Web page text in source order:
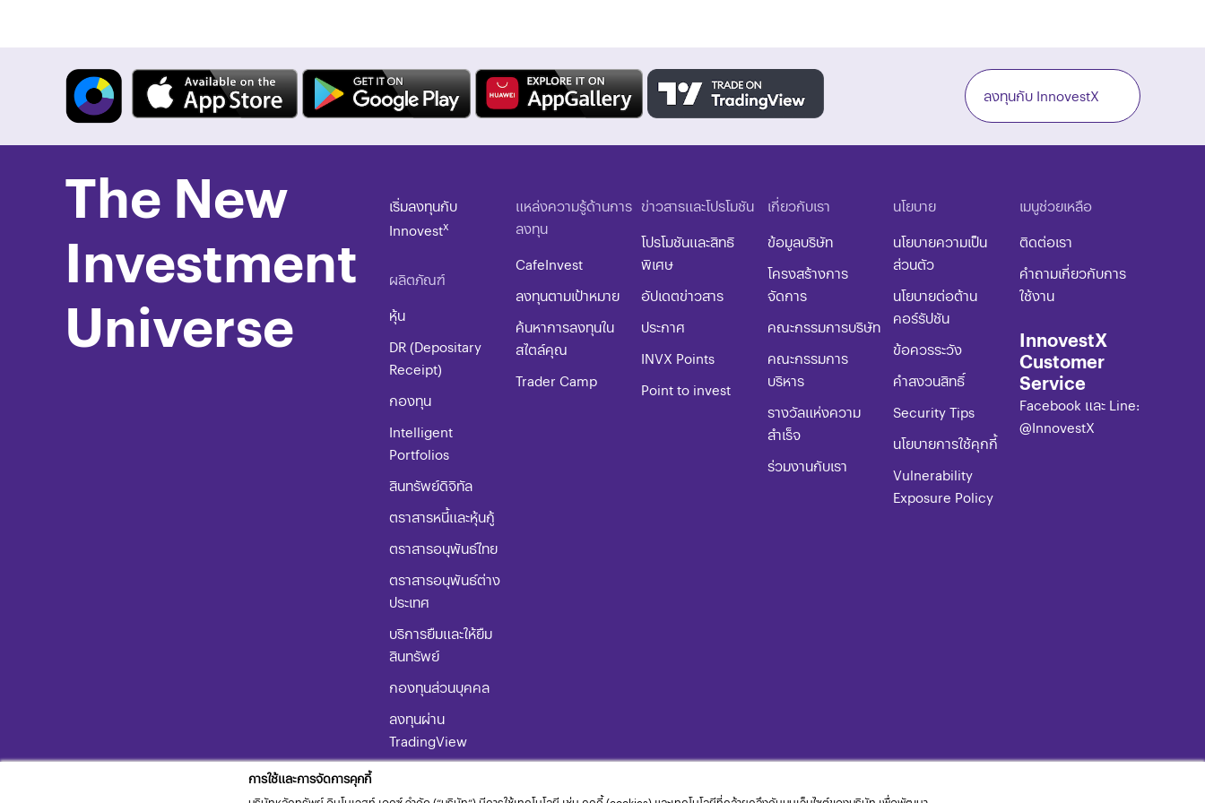
ลงทุนกับ InnovestX
The New
Investment
Universe
เริ่มลงทุนกับ
Innovestx
ผลิตภัณฑ์
หุ้น
DR (Depositary
Receipt)
กองทุน
Intelligent
Portfolios
สินทรัพย์ดิจิทัล
ตราสารหนี้และหุ้นกู้
ตราสารอนุพันธ์ไทย
ตราสารอนุพันธ์ต่าง
ประเทศ
บริการยืมและให้ยืม
สินทรัพย์
กองทุนส่วนบุคคล
ลงทุนผ่าน
TradingView
ผลิตภัณฑ์
แหล่งความรู้ด้านการ
ลงทุน
CafeInvest
ลงทุนตามเป้าหมาย
ค้นหาการลงทุนใน
สไตล์คุณ
Trader Camp
ข่าวสารและโปรโมชัน
โปรโมชันและสิทธิ
พิเศษ
อัปเดตข่าวสาร
ประกาศ
INVX Points
Point to invest
เกี่ยวกับเรา
ข้อมูลบริษัท
โครงสร้างการ
จัดการ
คณะกรรมการบริษัท
คณะกรรมการ
บริหาร
รางวัลแห่งความ
สำเร็จ
ร่วมงานกับเรา
นโยบาย​
นโยบายความเป็น
ส่วนตัว
นโยบายต่อต้าน
คอร์รัปชัน​
ข้อควรระวัง​
​คำสงวนสิทธิ์
​​​Security Tips
​​​นโยบายการใช้คุกกี้
Vulnerability
Exposure Policy
เมนูช่วยเหลือ
ติดต่อเรา
คำถามเกี่ยวกับการ
ใช้งาน
InnovestX
Customer
Service
Facebook และ Line:
@InnovestX
การใช้และการจัดการคุกกี้